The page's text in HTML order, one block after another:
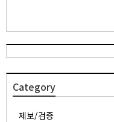
Category
제보/검증